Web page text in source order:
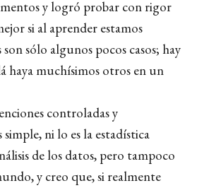
y logró probar con rigor
si al aprender estamos
son sólo algunos pocos casos; hay
haya muchísimos otros en un
controladas y
simple, ni lo es la estadística
de los datos, pero tampoco
y creo que, si realmente